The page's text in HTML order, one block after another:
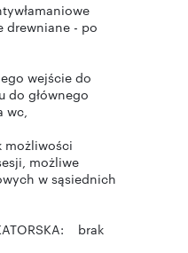
drewniane - po
wejście do
do głównego
wc,
możliwości
możliwe
w sąsiednich
brak